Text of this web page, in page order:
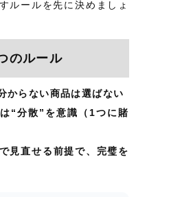
ルールを先に決めましょ
のルール
からない商品は選ばない
“分散”を意識（1つに賭
見直せる前提で、完璧を